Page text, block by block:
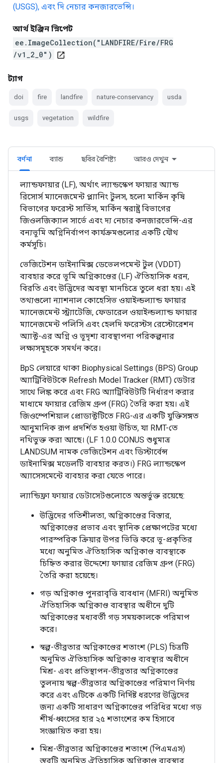
(USGS), এবং দি নেচার কনজারভেন্সি।
আর্থ ইঞ্জিন স্নিপেট
ee.ImageCollection("LANDFIRE/Fire/FRG
/v1_2_0")
open_in_new
ট্যাগ
doi fire landfire nature-conservancy usda
usgs vegetation wildfire
বর্ণনা ব্যান্ড ছবির বৈশিষ্ট্য আরও দেখুন
ল্যান্ডফায়ার (LF), অর্থাৎ ল্যান্ডস্কেপ ফায়ার অ্যান্ড
রিসোর্স ম্যানেজমেন্ট প্ল্যানিং টুলস, হলো মার্কিন কৃষি
বিভাগের ফরেস্ট সার্ভিস, মার্কিন স্বরাষ্ট্র বিভাগের
জিওলজিক্যাল সার্ভে এবং দ্য নেচার কনজারভেন্সি-এর
বন্যভূমি অগ্নিনির্বাপণ কার্যক্রমগুলোর একটি যৌথ
কর্মসূচি।
ভেজিটেশন ডাইনামিক্স ডেভেলপমেন্ট টুল (VDDT)
ব্যবহার করে ভূমি অগ্নিকাণ্ডের (LF) ঐতিহাসিক ধরন,
বিরতি এবং উদ্ভিদের অবস্থা মানচিত্রে তুলে ধরা হয়। এই
তথ্যগুলো ন্যাশনাল কোহেসিভ ওয়াইল্ডল্যান্ড ফায়ার
ম্যানেজমেন্ট স্ট্র্যাটেজি, ফেডারেল ওয়াইল্ডল্যান্ড ফায়ার
ম্যানেজমেন্ট পলিসি এবং হেলদি ফরেস্টস রেস্টোরেশন
অ্যাক্ট-এর অগ্নি ও ভূদৃশ্য ব্যবস্থাপনা পরিকল্পনার
লক্ষ্যসমূহকে সমর্থন করে।
BpS লেয়ারে থাকা Biophysical Settings (BPS) Group
অ্যাট্রিবিউটকে Refresh Model Tracker (RMT) ডেটার
সাথে লিঙ্ক করে এবং FRG অ্যাট্রিবিউটটি নির্ধারণ করার
মাধ্যমে ফায়ার রেজিম গ্রুপ (FRG) তৈরি করা হয়। এই
জিওস্পেশিয়াল প্রোডাক্টটিতে FRG-এর একটি যুক্তিসঙ্গত
আনুমানিক রূপ প্রদর্শিত হওয়া উচিত, যা RMT-তে
নথিভুক্ত করা আছে। (LF 1.0.0 CONUS শুধুমাত্র
LANDSUM নামক ভেজিটেশন এবং ডিস্টার্বেন্স
ডাইনামিক্স মডেলটি ব্যবহার করত।) FRG ল্যান্ডস্কেপ
অ্যাসেসমেন্টে ব্যবহার করা যেতে পারে।
ল্যান্ডিফ্রা ফায়ার ডেটাসেটগুলোতে অন্তর্ভুক্ত রয়েছে:
উদ্ভিদের গতিশীলতা, অগ্নিকাণ্ডের বিস্তার,
অগ্নিকাণ্ডের প্রভাব এবং স্থানিক প্রেক্ষাপটের মধ্যে
পারস্পরিক ক্রিয়ার উপর ভিত্তি করে ভূ-প্রকৃতির
মধ্যে অনুমিত ঐতিহাসিক অগ্নিকাণ্ড ব্যবস্থাকে
চিহ্নিত করার উদ্দেশ্যে ফায়ার রেজিম গ্রুপ (FRG)
তৈরি করা হয়েছে।
গড় অগ্নিকাণ্ড পুনরাবৃত্তি ব্যবধান (MFRI) অনুমিত
ঐতিহাসিক অগ্নিকাণ্ড ব্যবস্থার অধীনে দুটি
অগ্নিকাণ্ডের মধ্যবর্তী গড় সময়কালকে পরিমাপ
করে।
স্বল্প-তীব্রতার অগ্নিকাণ্ডের শতাংশ (PLS) চিত্রটি
অনুমিত ঐতিহাসিক অগ্নিকাণ্ড ব্যবস্থার অধীনে
মিশ্র- এবং প্রতিস্থাপন-তীব্রতার অগ্নিকাণ্ডের
তুলনায় স্বল্প-তীব্রতার অগ্নিকাণ্ডের পরিমাণ নির্ণয়
করে এবং এটিকে একটি নির্দিষ্ট ধরণের উদ্ভিদের
জন্য একটি সাধারণ অগ্নিকাণ্ডের পরিধির মধ্যে গড়
শীর্ষ-ধ্বংসের হার ২৫ শতাংশের কম হিসাবে
সংজ্ঞায়িত করা হয়।
মিশ্র-তীব্রতার অগ্নিকাণ্ডের শতাংশ (পিএমএস)
স্তরটি অনুমিত ঐতিহাসিক অগ্নিকাণ্ড ব্যবস্থার